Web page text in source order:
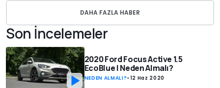
DAHA FAZLA HABER
Son İncelemeler
2020 Ford Focus Active 1.5
EcoBlue | Neden Almalı?
NEDEN ALMALI?-12 Haz 2020